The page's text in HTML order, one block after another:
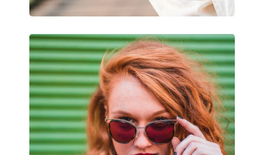
Príslušenstvo
Čistiaca handrička:
Áno
Ostatné
Typ:
Dámske
Kategória:
Slnečné okuliare
Značka:
Michael Kors
Použitie:
Móda